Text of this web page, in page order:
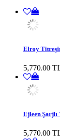
Elroy
5,770.00
Ejleen
5,770.00